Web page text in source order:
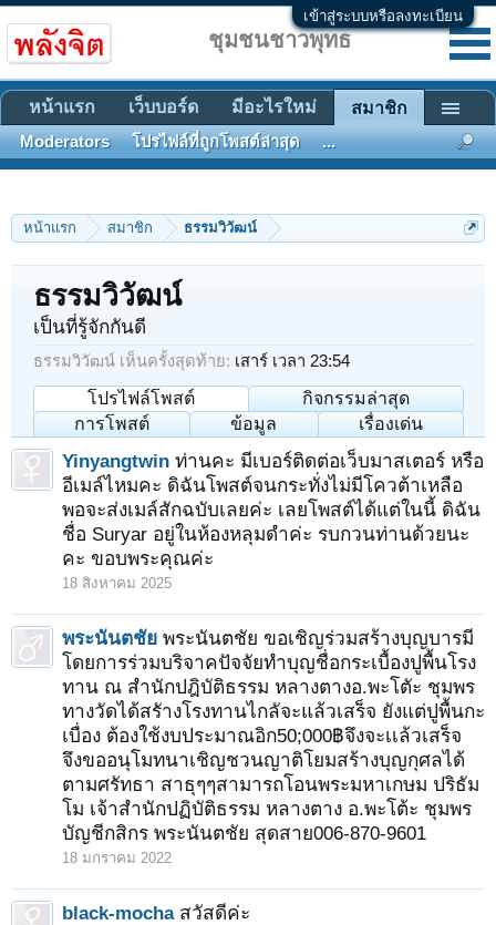
เข้าสู่ระบบหรือลงทะเบียน
หน้าแรก สมาชิก ธรรมวิวัฒน์
ธรรมวิวัฒน์
เป็นที่รู้จักกันดี
ธรรมวิวัฒน์ เห็นครั้งสุดท้าย: เสาร์ เวลา 23:54
โปรไฟล์โพสต์
กิจกรรมล่าสุด
การโพสต์
ข้อมูล เรื่องเด่น
Yinyangtwin ท่านคะ มีเบอร์ติดต่อเว็บมาสเตอร์ หรือ
อีเมล์ไหมคะ ดิฉันโพสต์จนกระทั่งไม่มีโควต้าเหลือ
พอจะส่งเมล์สักฉบับเลยค่ะ เลยโพสต์ได้แต่ในนี้ ดิฉัน
ชื่อ Suryar อยู่ในห้องหลุมดำค่ะ รบกวนท่านด้วยนะ
คะ ขอบพระคุณค่ะ
18 สิงหาคม 2025
พระนันตชัย พระนันตชัย ขอเชิญร่วมสร้างบุญบารมี
โดยการร่วมบริจาคปัจจัยทำบุญชื่อกระเบื้องปูพื้นโรง
ทาน ณ สำนักปฎิบัติธรรม หลางตางอ.พะโตัะ ชุมพร
ทางวัดได้สรัางโรงทานไกลัจะแล้วเสร็จ ยังแต่ปูพื้นกะ
เบื่อง ต้องใช้งบประมาณอิก50;000฿จึงจะเเล้วเสร็จ
จึงขออนุโมทนาเชิญชวนญาติโยมสร้างบุญกุศลได้
ตามศรัทธา สาธุๆๆสามารถโอนพระมหาเกษม ปริธัม
โม เจ้าสำนักปฏิบัติธรรม หลางตาง อ.พะโต้ะ ชุมพร
บัญชีกสิกร พระนันตชัย สุดสาย006-870-9601
18 มกราคม 2022
black-mocha สวัสดีค่ะ
ชุมชนชาวพุทธ
หน้าแรก เว็บบอร์ด มีอะไรใหม่ สมาชิก
Moderators โปรไฟล์ที่ถูกโพสต์ล่าสุด ...